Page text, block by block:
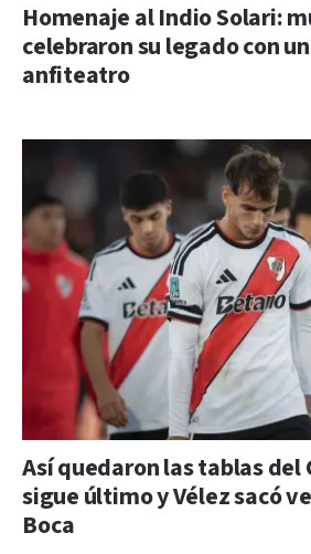
Homenaje al Indio Solari:
celebraron su legado con
anfiteatro
Así quedaron las tablas del
sigue último y Vélez sacó
Boca